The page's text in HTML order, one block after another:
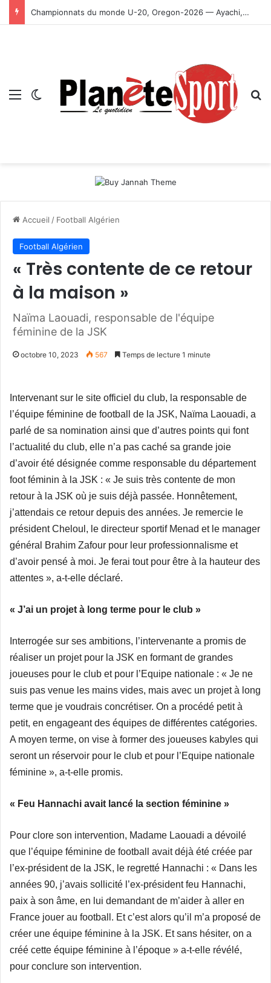
Championnats du monde U-20, Oregon-2026 — Ayachi, Dissa, Touahria et Ghezali en finale
Menu Switch skin
Accueil / Football Algérien
Football Algérien
« Très contente de ce retour
à la maison »
Naïma Laouadi, responsable de l'équipe
féminine de la JSK
octobre 10, 2023 567 Temps de lecture 1 minute
Intervenant sur le site officiel du club, la responsable de
l’équipe féminine de football de la JSK, Naïma Laouadi, a
parlé de sa nomination ainsi que d’autres points qui font
l’actualité du club, elle n’a pas caché sa grande joie
d’avoir été désignée comme responsable du département
foot féminin à la JSK : « Je suis très contente de mon
retour à la JSK où je suis déjà passée. Honnêtement,
j’attendais ce retour depuis des années. Je remercie le
président Cheloul, le directeur sportif Menad et le manager
général Brahim Zafour pour leur professionnalisme et
d’avoir pensé à moi. Je ferai tout pour être à la hauteur des
attentes », a-t-elle déclaré.
« J’ai un projet à long terme pour le club »
Interrogée sur ses ambitions, l’intervenante a promis de
réaliser un projet pour la JSK en formant de grandes
joueuses pour le club et pour l’Equipe nationale : « Je ne
suis pas venue les mains vides, mais avec un projet à long
terme que je voudrais concrétiser. On a procédé petit à
petit, en engageant des équipes de différentes catégories.
A moyen terme, on vise à former des joueuses kabyles qui
seront un réservoir pour le club et pour l’Equipe nationale
féminine », a-t-elle promis.
« Feu Hannachi avait lancé la section féminine »
Pour clore son intervention, Madame Laouadi a dévoilé
que l’équipe féminine de football avait déjà été créée par
l’ex-président de la JSK, le regretté Hannachi : « Dans les
années 90, j’avais sollicité l’ex-président feu Hannachi,
paix à son âme, en lui demandant de m’aider à aller en
France jouer au football. Et c’est alors qu’il m’a proposé de
créer une équipe féminine à la JSK. Et sans hésiter, on a
créé cette équipe féminine à l’époque » a-t-elle révélé,
pour conclure son intervention.